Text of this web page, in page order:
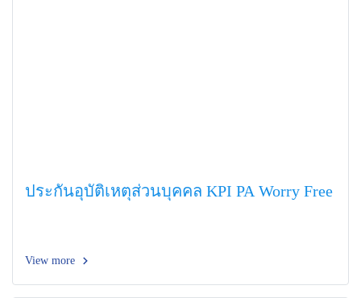
ประกันอุบัติเหตุส่วนบุคคล KPI PA Worry Free
View more